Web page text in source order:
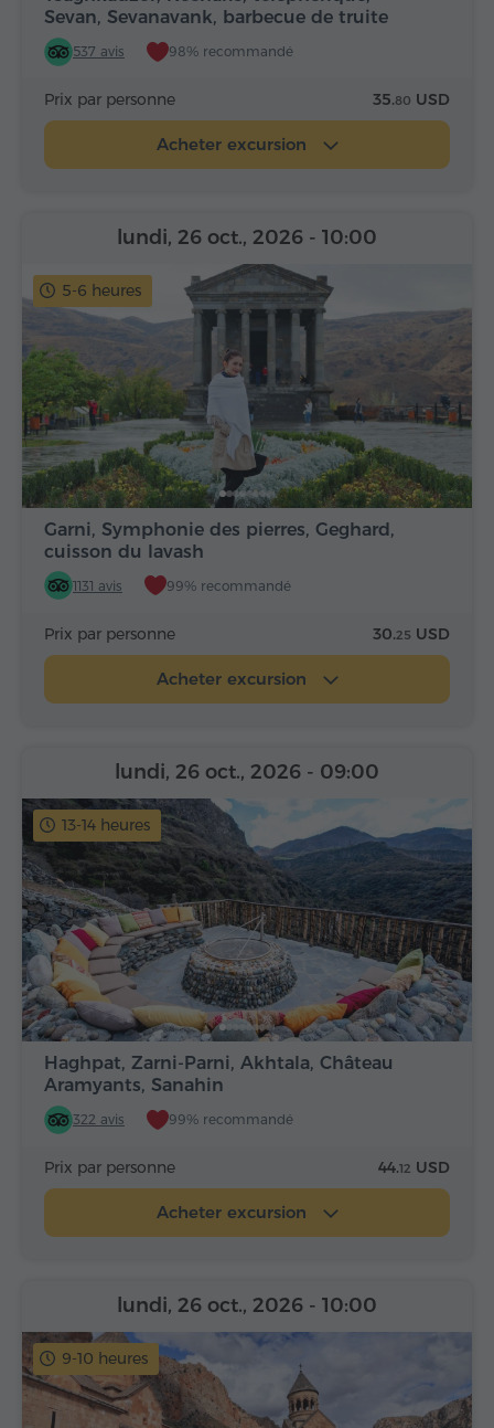
Sevan, Sevanavank, barbecue de truite
537 avis 98% recommandé
Prix par personne 35.80 USD
Acheter excursion
5-6 heures
Garni, Symphonie des pierres, Geghard,
cuisson du lavash
1131 avis 99% recommandé
lundi, 26 oct., 2026 - 10:00
Prix par personne 30.25 USD
Acheter excursion
13-14 heures
Haghpat, Zarni-Parni, Akhtala, Château
Aramyants, Sanahin
322 avis 99% recommandé
lundi, 26 oct., 2026 - 09:00
Prix par personne 44.12 USD
Acheter excursion
9-10 heures
lundi, 26 oct., 2026 - 10:00